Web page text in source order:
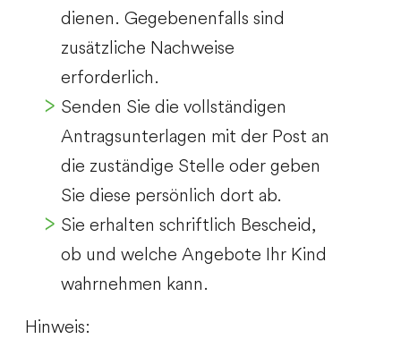
dienen. Gegebenenfalls sind
zusätzliche Nachweise
erforderlich.
Senden Sie die vollständigen
Antragsunterlagen mit der Post an
die zuständige Stelle oder geben
Sie diese persönlich dort ab.
Sie erhalten schriftlich Bescheid,
ob und welche Angebote Ihr Kind
wahrnehmen kann.
Hinweis: